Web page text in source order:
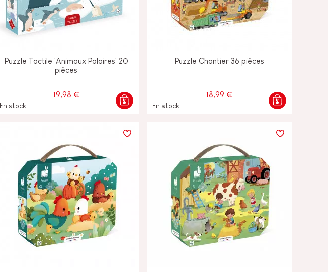
Puzzle Tactile 'Animaux Polaires' 20
pièces
19,98 €
En stock
Puzzle Chantier 36 pièces
18,99 €
En stock